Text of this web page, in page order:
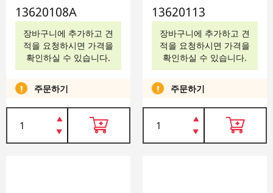
13620108A
장바구니에 추가하고 견
적을 요청하시면 가격을
확인하실 수 있습니다.
주문하기
13620113
장바구니에 추가하고 견
적을 요청하시면 가격을
확인하실 수 있습니다.
주문하기